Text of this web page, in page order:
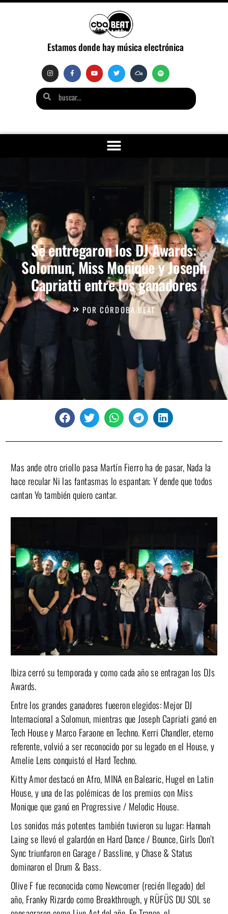
Estamos donde hay música electrónica
Se entregaron los DJ Awards:
Solomun, Miss Monique y Joseph
Capriatti entre los ganadores
POR CÓRDOBA BEAT
Mas ande otro criollo pasa Martín Fierro ha de pasar, Nada la
hace recular Ni las fantasmas lo espantan; Y dende que todos
cantan Yo también quiero cantar.
Ibiza cerró su temporada y como cada año se entragan los DJs
Awards.
Entre los grandes ganadoresfueeron elegidos: Mejor DJ
Internacional a Solomun, mientras que Joseph Capriati ganó en
Tech House y Marco Faraone en Techno. Kerri Chandler, eterno
referente, volvió a ser reconocido por su legado en el House, y
Amelie Lens conquistó el Hard Techno.
Kitty Amor destacó en Afro, MINA en Balearic, Hugel en Latin
House, y una de las polémicas de los premios con Miss
Monique que ganó en Progressive / Melodic House.
Los sonidos más potentes también tuvieron su lugar: Hannah
Laing se llevó el galardón en Hard Dance / Bounce, Girls Don’t
Sync triunfaron en Garage / Bassline, y Chase & Status
dominaron el Drum & Bass.
Olive F fue reconocida como Newcomer (recién llegado) del
año, Franky Rizardo como Breakthrough, y RÜFÜS DU SOL se